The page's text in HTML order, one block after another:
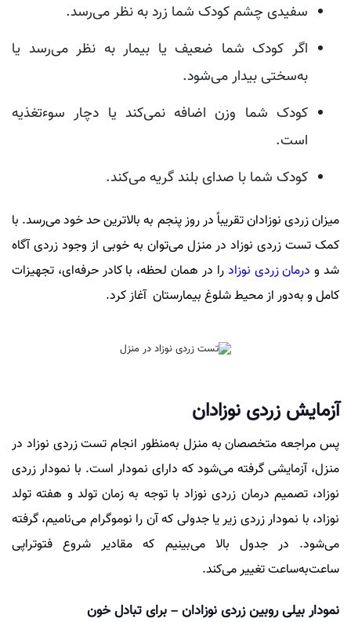
سفیدی چشم کودک شما زرد به نظر می‌رسد.
اگر کودک شما ضعیف یا بیمار به نظر می‌رسد یا
به‌سختی بیدار می‌شود.
کودک شما وزن اضافه نمی‌کند یا دچار سوءتغذیه
است.
کودک شما با صدای بلند گریه می‌کند.
میزان زردی نوزادان تقریباً در روز پنجم به بالاترین حد خود می‌رسد. با
کمک تست زردی نوزاد در منزل می‌توان به خوبی از وجود زردی آگاه
شد و درمان زردی نوزاد را در همان لحظه، با کادر حرفه‌ای، تجهیزات
کامل و به‌دور از محیط شلوغ بیمارستان آغاز کرد.
آزمایش زردی نوزادان
پس مراجعه متخصصان به منزل به‌منظور انجام تست زردی نوزاد در
منزل، آزمایشی گرفته می‌شود که دارای نمودار است. با نمودار زردی
نوزاد، تصمیم درمان زردی نوزاد با توجه به زمان تولد و هفته تولد
نوزاد، با نمودار زردی زیر یا جدولی که آن را نوموگرام می‌نامیم، گرفته
می‌شود. در جدول بالا می‌بینیم که مقادیر شروع فتوتراپی
ساعت‌به‌ساعت تغییر می‌کند.
نمودار بیلی روبین زردی نوزادان – برای تبادل خون